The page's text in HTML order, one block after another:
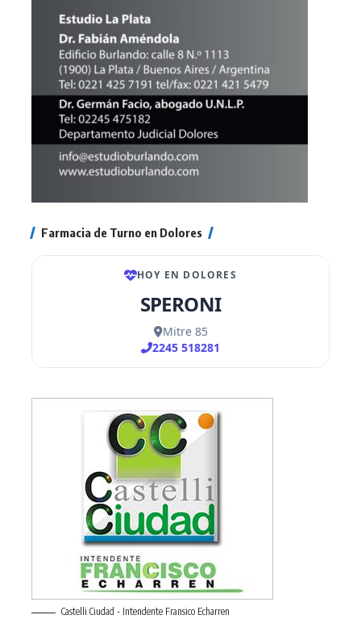
Farmacia de Turno en Dolores
Castelli Ciudad - Intendente Fransico Echarren